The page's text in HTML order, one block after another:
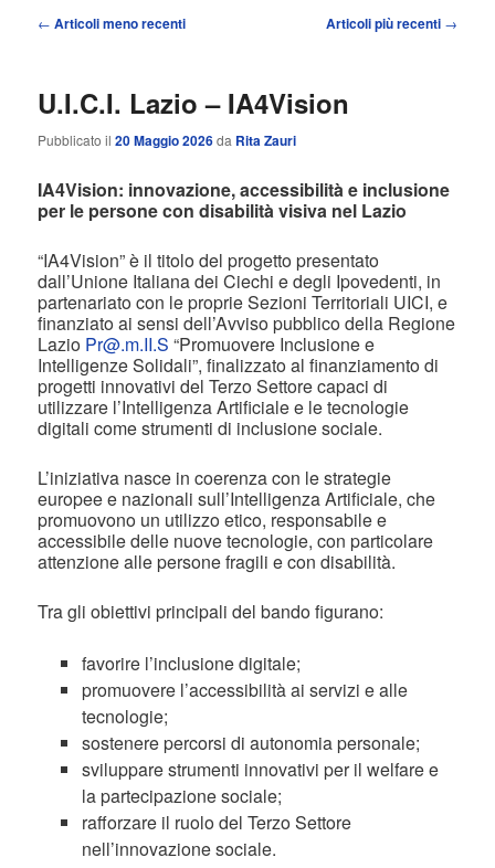
Navigazione
← Articoli meno recenti Articoli più recenti →
U.I.C.I. Lazio – IA4Vision
Pubblicato il20 Maggio 2026da Rita Zauri
IA4Vision: innovazione, accessibilità e inclusione
per le persone con disabilità visiva nel Lazio
“IA4Vision” è il titolo del progetto presentato
dall’Unione Italiana dei Ciechi e degli Ipovedenti, in
partenariato con le proprie Sezioni Territoriali UICI, e
finanziato ai sensi dell’Avviso pubblico della Regione
Lazio Pr@.m.II.S “Promuovere Inclusione e
Intelligenze Solidali”, finalizzato al finanziamento di
progetti innovativi del Terzo Settore capaci di
utilizzare l’Intelligenza Artificiale e le tecnologie
digitali come strumenti di inclusione sociale.
L’iniziativa nasce in coerenza con le strategie
europee e nazionali sull’Intelligenza Artificiale, che
promuovono un utilizzo etico, responsabile e
accessibile delle nuove tecnologie, con particolare
attenzione alle persone fragili e con disabilità.
Tra gli obiettivi principali del bando figurano:
favorire l’inclusione digitale;
promuovere l’accessibilità ai servizi e alle
tecnologie;
sostenere percorsi di autonomia personale;
sviluppare strumenti innovativi per il welfare e
la partecipazione sociale;
rafforzare il ruolo del Terzo Settore
nell’innovazione sociale.